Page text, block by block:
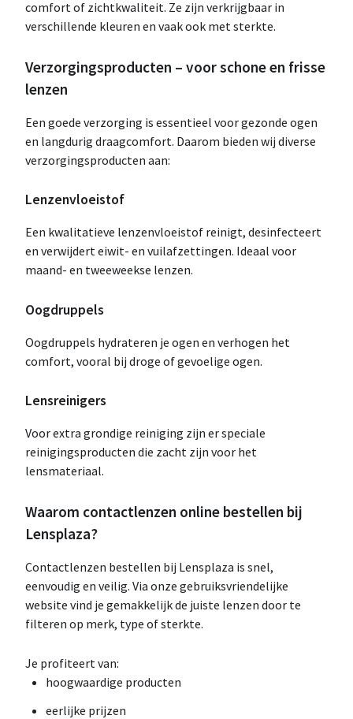
comfort of zichtkwaliteit. Ze zijn verkrijgbaar in
verschillende kleuren en vaak ook met sterkte.
Verzorgingsproducten – voor schone en frisse
lenzen
Een goede verzorging is essentieel voor gezonde ogen
en langdurig draagcomfort. Daarom bieden wij diverse
verzorgingsproducten aan:
Lenzenvloeistof
Een kwalitatieve lenzenvloeistof reinigt, desinfecteert
en verwijdert eiwit- en vuilafzettingen. Ideaal voor
maand- en tweeweekse lenzen.
Oogdruppels
Oogdruppels hydrateren je ogen en verhogen het
comfort, vooral bij droge of gevoelige ogen.
Lensreinigers
Voor extra grondige reiniging zijn er speciale
reinigingsproducten die zacht zijn voor het
lensmateriaal.
Waarom contactlenzen online bestellen bij
Lensplaza?
Contactlenzen bestellen bij Lensplaza is snel,
eenvoudig en veilig. Via onze gebruiksvriendelijke
website vind je gemakkelijk de juiste lenzen door te
filteren op merk, type of sterkte.
Je profiteert van:
hoogwaardige producten
eerlijke prijzen